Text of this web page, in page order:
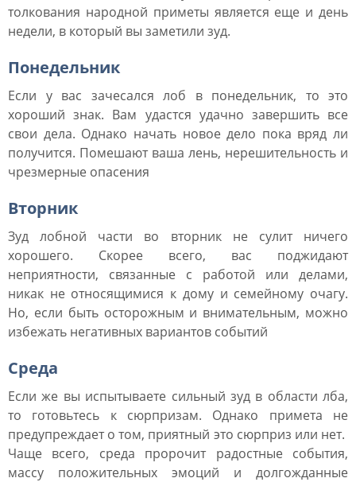
толкования народной приметы является еще и день
недели, в который вы заметили зуд.
Понедельник
Если у вас зачесался лоб в понедельник, то это
хороший знак. Вам удастся удачно завершить все
свои дела. Однако начать новое дело пока вряд ли
получится. Помешают ваша лень, нерешительность и
чрезмерные опасения
Вторник
Зуд лобной части во вторник не сулит ничего
хорошего. Скорее всего, вас поджидают
неприятности, связанные с работой или делами,
никак не относящимися к дому и семейному очагу.
Но, если быть осторожным и внимательным, можно
избежать негативных вариантов событий
Среда
Если же вы испытываете сильный зуд в области лба,
то готовьтесь к сюрпризам. Однако примета не
предупреждает о том, приятный это сюрприз или нет.
Чаще всего, среда пророчит радостные события,
массу положительных эмоций и долгожданные